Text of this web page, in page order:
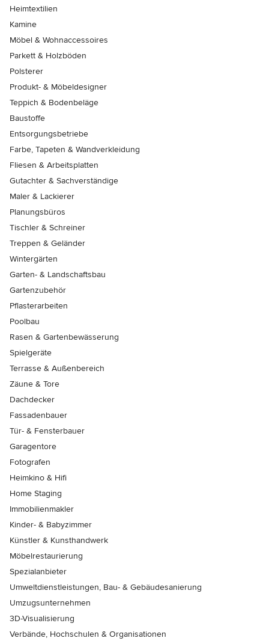
Heimtextilien
Kamine
Möbel & Wohnaccessoires
Parkett & Holzböden
Polsterer
Produkt- & Möbeldesigner
Teppich & Bodenbeläge
Baustoffe
Entsorgungsbetriebe
Farbe, Tapeten & Wandverkleidung
Fliesen & Arbeitsplatten
Gutachter & Sachverständige
Maler & Lackierer
Planungsbüros
Tischler & Schreiner
Treppen & Geländer
Wintergärten
Garten- & Landschaftsbau
Gartenzubehör
Pflasterarbeiten
Poolbau
Rasen & Gartenbewässerung
Spielgeräte
Terrasse & Außenbereich
Zäune & Tore
Dachdecker
Fassadenbauer
Tür- & Fensterbauer
Garagentore
Fotografen
Heimkino & Hifi
Home Staging
Immobilienmakler
Kinder- & Babyzimmer
Künstler & Kunsthandwerk
Möbelrestaurierung
Spezialanbieter
Umweltdienstleistungen, Bau- & Gebäudesanierung
Umzugsunternehmen
3D-Visualisierung
Verbände, Hochschulen & Organisationen